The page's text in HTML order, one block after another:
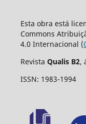
Esta obra está
Commons
4.0 Internacional (
Revista Qualis B2,
ISSN: 1983-1994